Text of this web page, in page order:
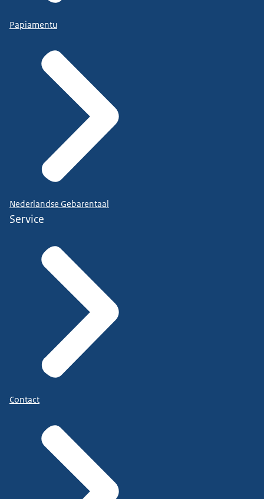
Papiamentu
Nederlandse Gebarentaal
Service
Contact